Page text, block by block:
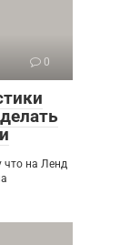
0
что на Ленд